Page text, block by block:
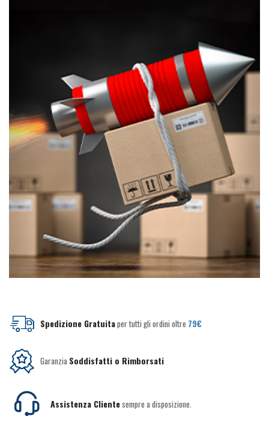
Spedizione Gratuitaper tutti gli ordini oltre 79€
Garanzia Soddisfatti o Rimborsati
Assistenza Clientesempre a disposizione.